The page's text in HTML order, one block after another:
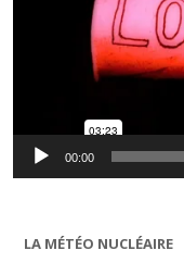
00:00
LA MÉTÉO NUCLÉAIRE